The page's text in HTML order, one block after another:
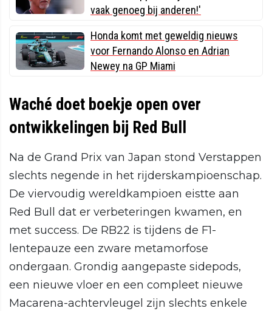
vaak genoeg bij anderen!'
Honda komt met geweldig nieuws
voor Fernando Alonso en Adrian
Newey na GP Miami
Waché doet boekje open over
ontwikkelingen bij Red Bull
Na de Grand Prix van Japan stond Verstappen
slechts negende in het rijderskampioenschap.
De viervoudig wereldkampioen eistte aan
Red Bull dat er verbeteringen kwamen, en
met success. De RB22 is tijdens de F1-
lentepauze een zware metamorfose
ondergaan. Grondig aangepaste sidepods,
een nieuwe vloer en een compleet nieuwe
Macarena-achtervleugel zijn slechts enkele